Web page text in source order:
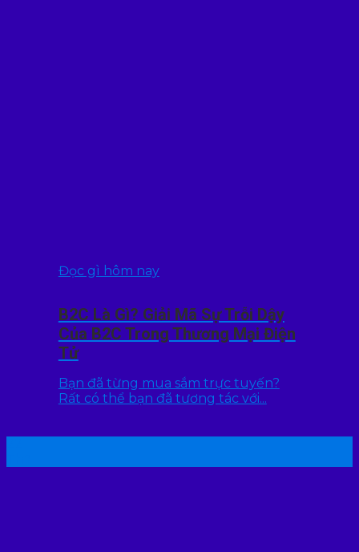
Đọc gì hôm nay
B2C Là Gì? Giải Mã Sự Trỗi Dậy
Của B2C Trong Thương Mại Điện
Tử
Bạn đã từng mua sắm trực tuyến?
Rất có thể bạn đã tương tác với...